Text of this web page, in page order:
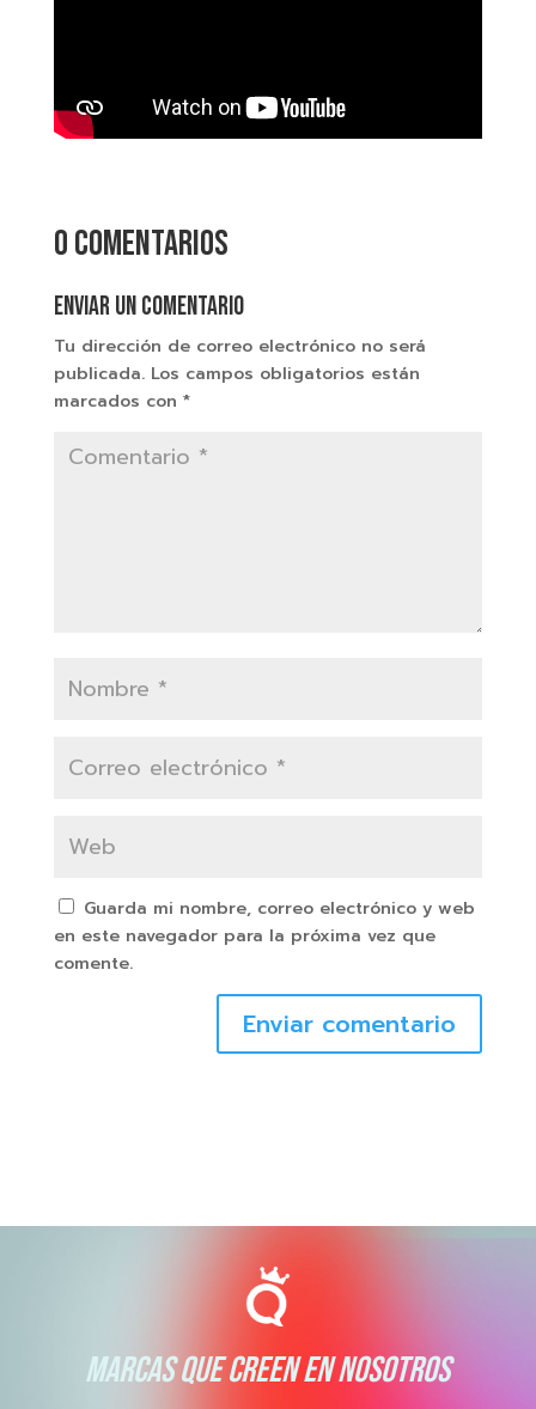
0 comentarios
Enviar un comentario
Tu dirección de correo electrónico no será
publicada. Los campos obligatorios están
marcados con *
Guarda mi nombre, correo electrónico y web
en este navegador para la próxima vez que
comente.
Enviar comentario
MARCAS QUE CREEN EN NOSOTROS